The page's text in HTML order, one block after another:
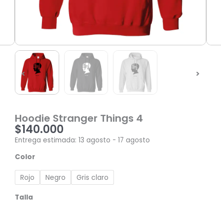
Hoodie Stranger Things 4
$140.000
Entrega estimada: 13 agosto - 17 agosto
Color
Rojo Negro Gris claro
Talla
Hoodie
Things
4
cantidad